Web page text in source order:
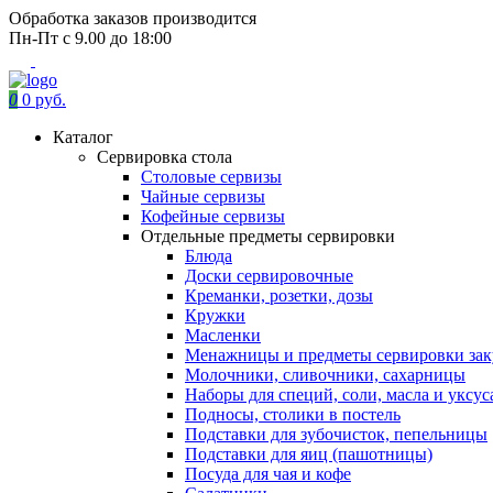
Обработка заказов производится
Пн-Пт с 9.00 до 18:00
0 0 руб.
Каталог
Сервировка стола
Столовые сервизы
Чайные сервизы
Кофейные сервизы
Отдельные предметы сервировки
Блюда
Доски сервировочные
Креманки, розетки, дозы
Кружки
Масленки
Менажницы и предметы сервировки
Молочники, сливочники, сахарницы
Наборы для специй, соли, масла и
Подносы, столики в постель
Подставки для зубочисток, пепельницы
Подставки для яиц (пашотницы)
Посуда для чая и кофе